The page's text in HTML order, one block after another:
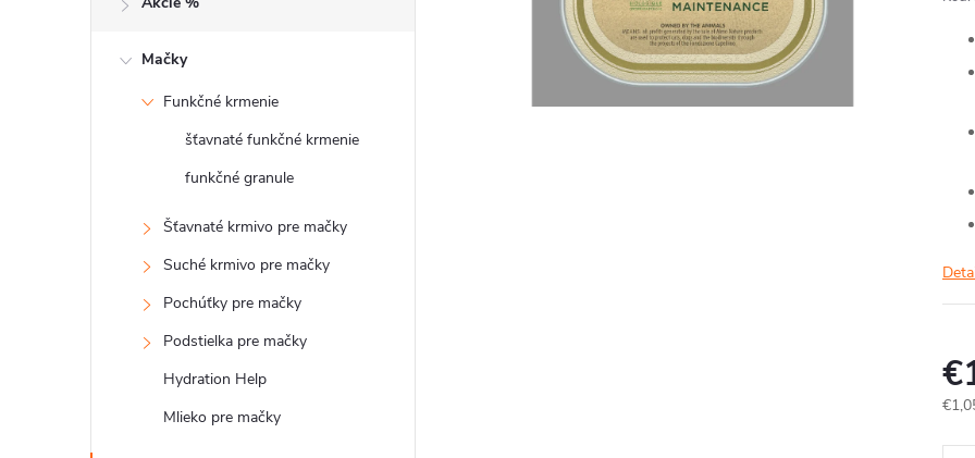
Mačky
Funkčné krmenie
šťavnaté funkčné krmenie
funkčné granule
Šťavnaté krmivo pre mačky
Suché krmivo pre mačky
Pochúťky pre mačky
Podstielka pre mačky
Hydration Help
Mlieko pre mačky